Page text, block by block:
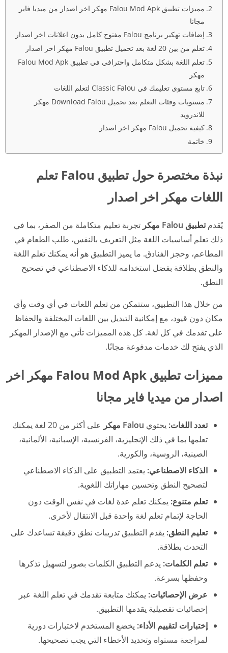
مميزات تطبيق Falou Mod Apk مهكر اخر اصدار من ميديا فاير
مجانا
إضافات تهكير برنامج Falou مفتوح كامل بدون اعلانات اخر اصدار
تعلم من بين 20 لغة بعد تحميل تطبيق Falou مهكر اخر اصدار
تعلم اللغة بشكل متكامل واحترافي في تطبيق Falou Mod Apk
مهكر
تابع مستوى تعليمك في Classic Falou لتعلم اللغات
مستويات وفئات التعلم بعد تحميل Download Falou مهكر
للاندرويد
كيفية تحميل Falou مهكر اخر اصدار
خاتمة
نبذة مختصرة حول تطبيق Falou تعلم
اللغات مهكر اخر اصدار
يُقدمتطبيق Falou مهكر
تجربة تعليم متكاملة من الصفر، بما في
ذلك تعلم أساسيات اللغة مثل التعريف بالنفس، طلب الطعام في
المطاعم، وحجز الفنادق. ما يميز التطبيق هو أنه يمكنك تعلم اللغة
والنطق بطلاقة بفضل استخدامه للذكاء الاصطناعي في تصحيح
النطق.
من خلال هذا التطبيق، ستتمكن من تعلم اللغات في أي وقت وأي
مكان دون قيود، مع إمكانية التبديل بين اللغات المختلفة والحفاظ
على تقدمك في كل لغة. كل هذه المميزات تأتي مع الإصدار المهكر
الذي يفتح لك خدمات مدفوعة مجانًا.
مميزات تطبيق Falou Mod Apk مهكر اخر
اصدار من ميديا فاير مجانا
تعدد اللغات: يحتوي Falou مهكر
على أكثر من 20 لغة يمكنك
تعلمها بما في ذلك الإنجليزية، الفرنسية، الإسبانية، الألمانية،
الصينية، الروسية، والكورية.
الذكاء الاصطناعي: يعتمد التطبيق على الذكاء الاصطناعي
لتصحيح النطق وتحسين مهاراتك اللغوية.
تعلم متنوع: يمكنك تعلم عدة لغات في نفس الوقت دون
الحاجة لإتمام تعلم لغة واحدة قبل الانتقال لأخرى.
تعليم النطق: يقدم التطبيق تدريبات نطق دقيقة تساعدك على
التحدث بطلاقة.
تعلم الكلمات: يدعم التطبيق الكلمات بصور لتسهيل تذكرها
وحفظها بسرعة.
عرض الإحصائيات: يمكنك متابعة تقدمك في تعلم اللغة عبر
إحصائيات تفصيلية يقدمها التطبيق.
إختبارات لتقييم الأداء: يخضع المستخدم لاختبارات دورية
لمراجعة مستواه وتحديد الأخطاء التي يجب تصحيحها.